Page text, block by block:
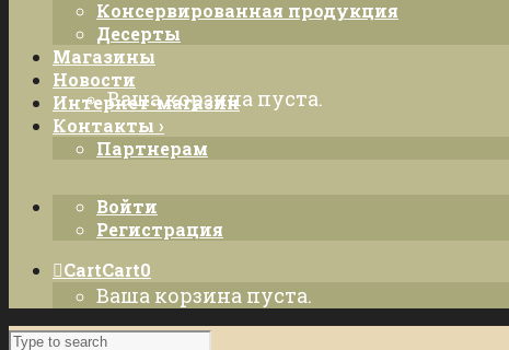
Ваша корзина пуста.
Консервированная продукция
Десерты
Магазины
Новости
Интернет-магазин
Контакты ›
Партнерам
Войти
Регистрация
CartCart0
Ваша корзина пуста.